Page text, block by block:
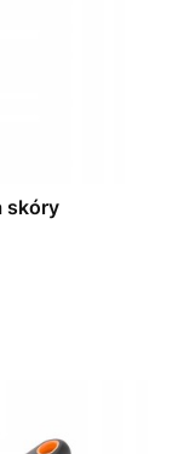
skóry